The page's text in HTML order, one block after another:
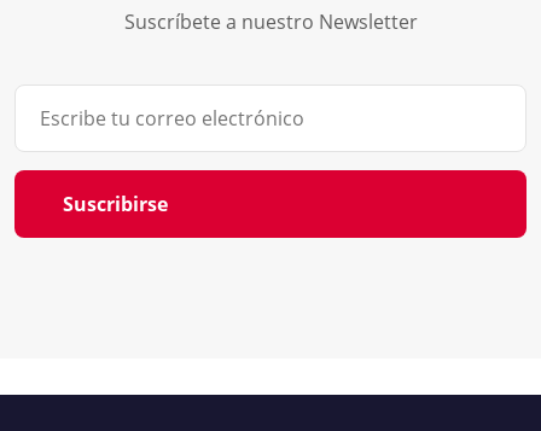
Suscríbete a nuestro Newsletter
Suscribirse